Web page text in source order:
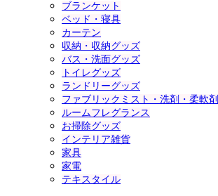
ブランケット
ベッド・寝具
カーテン
収納・収納グッズ
バス・洗面グッズ
トイレグッズ
ランドリーグッズ
ファブリックミスト・洗剤・柔軟剤
ルームフレグランス
お掃除グッズ
インテリア雑貨
家具
家電
テキスタイル